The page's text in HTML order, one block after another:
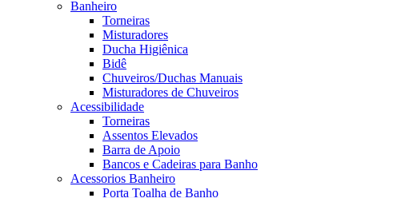
Banheiro
Torneiras
Misturadores
Ducha Higiênica
Bidê
Chuveiros/Duchas Manuais
Misturadores de Chuveiros
Acessibilidade
Torneiras
Assentos Elevados
Barra de Apoio
Bancos e Cadeiras para Banho
Acessorios Banheiro
Porta Toalha de Banho